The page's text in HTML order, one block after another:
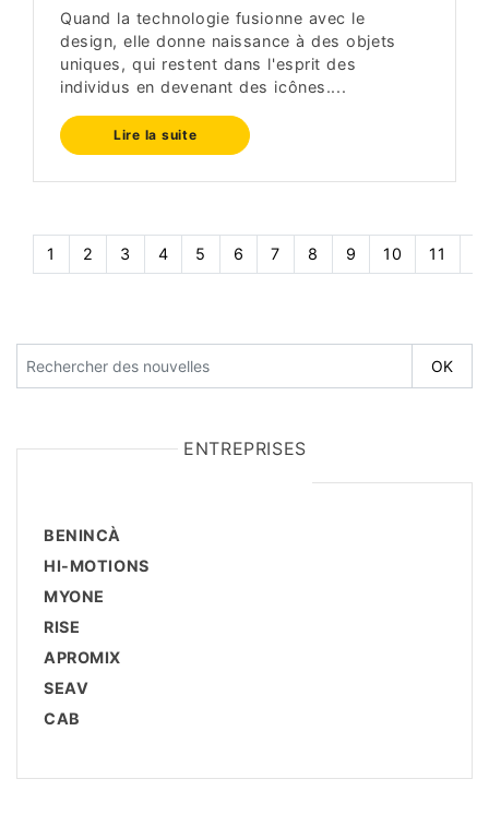
Quand la technologie fusionne avec le
design, elle donne naissance à des objets
uniques, qui restent dans l'esprit des
individus en devenant des icônes....
Lire la suite
1 2 3 4 5 6 7 8 9 10 11
ENTREPRISES
BENINCÀ
HI-MOTIONS
MYONE
RISE
APROMIX
SEAV
CAB